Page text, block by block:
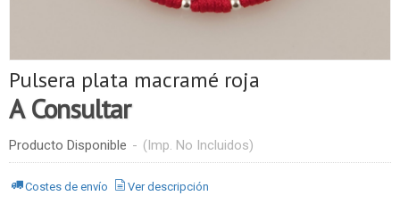
Pulsera plata macramé roja
A Consultar
Producto Disponible - (Imp. No Incluidos)
Costes de envío Ver descripción